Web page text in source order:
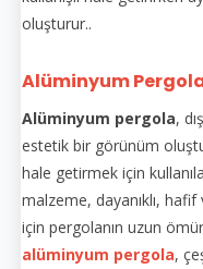
oluşturur..
Alüminyum
Alüminyum pergola,
estetik bir görünüm
hale getirmek için
malzeme, dayanıklı,
için pergolanın uzun
alüminyum pergola,